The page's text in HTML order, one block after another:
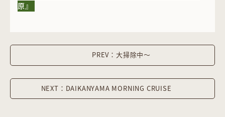
原』
PREV：大掃除中～
NEXT：DAIKANYAMA MORNING CRUISE